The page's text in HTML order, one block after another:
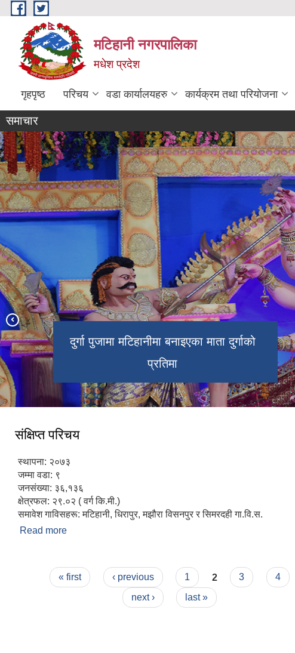
Skip to main content
मटिहानी नगरपालिका
मधेश प्रदेश
गृहपृष्ठ परिचय वडा कार्यालयहरु कार्यक्रम तथा परियोजना
समाचार
नेपालको सबभन्दा ठुलो मठ लक्ष्मीनारायण मठ
तथा लक्ष्मीसागर पोखरी
दुर्गा पुजामा मटिहानीमा बनाइएका माता दुर्गाको
प्रतिमा
लक्ष्मीनारायण मन्दिर
घण्टा घर चाैक मटिहानी बजार
संक्षिप्त परिचय
स्थापना: २०७३
जम्मा वडा: ९
जनसंख्या: ३६,१३६
क्षेत्रफल: २९.०२ ( वर्ग कि.मी.)
समावेश गाविसहरू: मटिहानी, धिरापुर, मझौरा विसनपुर र सिमरदही गा.वि.स.
Read more
Pages« first ‹ previous 1 2 3
4
next ›
last »